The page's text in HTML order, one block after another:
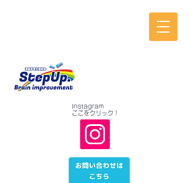
​Instagram
​ここをクリック！